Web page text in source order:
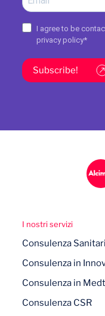
I agree to be
privacy policy*
Subscribe!
I nostri servizi
Consulenza
Consulenza in
Consulenza in
Consulenza CSR